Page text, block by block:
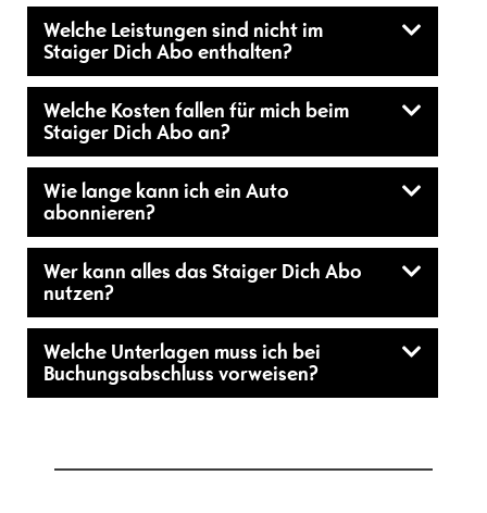
Welche Leistungen sind nicht im
Staiger Dich Abo enthalten?
Welche Kosten fallen für mich beim
Staiger Dich Abo an?
Wie lange kann ich ein Auto
abonnieren?
Wer kann alles das Staiger Dich Abo
nutzen?
Welche Unterlagen muss ich bei
Buchungsabschluss vorweisen?